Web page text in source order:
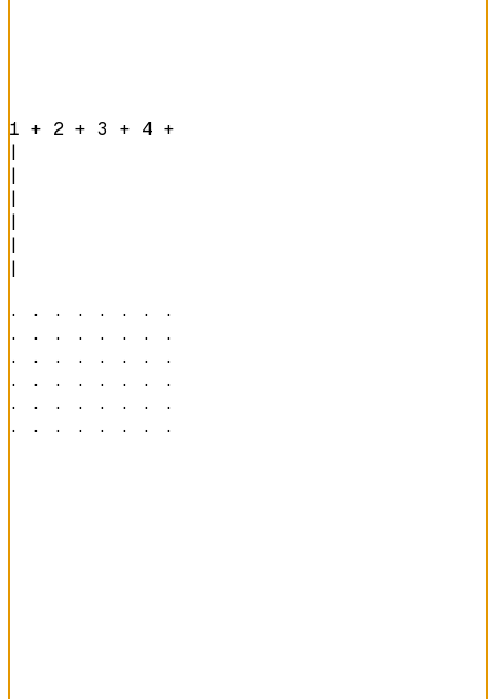
1 + 2 + 3 + 4 +
|
|
|
|
|
|
· · · · · · · ·
· · · · · · · ·
· · · · · · · ·
· · · · · · · ·
· · · · · · · ·
· · · · · · · ·